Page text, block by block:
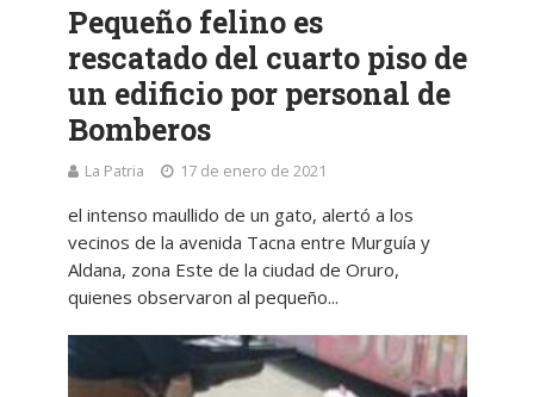
Pequeño felino es
rescatado del cuarto piso de
un edificio por personal de
Bomberos
La Patria 17 de enero de 2021
el intenso maullido de un gato, alertó a los
vecinos de la avenida Tacna entre Murguía y
Aldana, zona Este de la ciudad de Oruro,
quienes observaron al pequeño...